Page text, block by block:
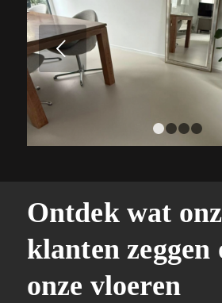
Volgende
Ontdek wat
klanten zeggen
onze vloeren